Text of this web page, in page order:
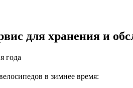
для хранения и
года
в зимнее время: